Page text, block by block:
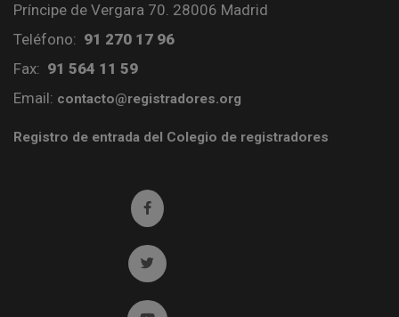
Príncipe de Vergara 70. 28006 Madrid
Teléfono: 91 270 17 96
Fax: 91 564 11 59
Email: contacto@registradores.org
Registro de entrada del Colegio de registradores
Ir a facebook (abre en ventana nueva)
Ir a twitter (abre en ventana nueva)